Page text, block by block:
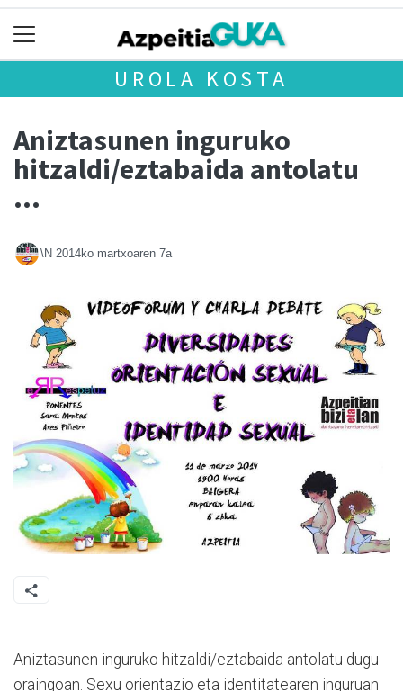
UROLA KOSTA
Aniztasunen inguruko
hitzaldi/eztabaida antolatu
...
\N 2014ko martxoaren 7a
Aniztasunen inguruko hitzaldi/eztabaida antolatu dugu
oraingoan. Sexu orientazio eta identitatearen inguruan